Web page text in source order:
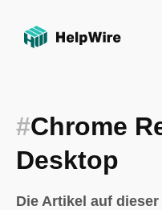
#Chrome
Desktop
Die Artikel auf